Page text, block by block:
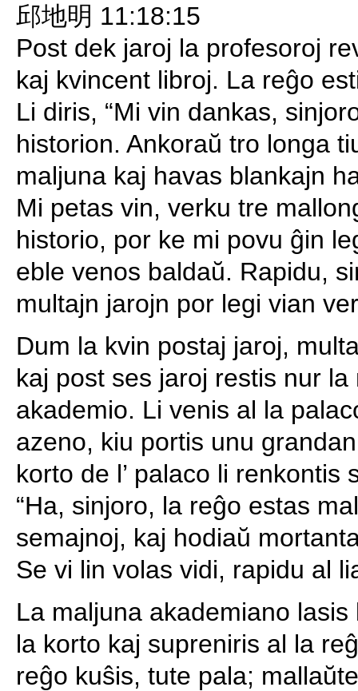
邱地明 11:18:15
Post dek jaroj la profesoroj
kaj kvincent libroj. La reĝo
Li diris, “Mi vin dankas,
historion. Ankoraŭ tro longa
maljuna kaj havas blankajn
Mi petas vin, verku tre
historio, por ke mi povu ĝin
eble venos baldaŭ. Rapidu,
multajn jarojn por legi vian
Dum la kvin postaj jaroj,
kaj post ses jaroj restis nur
akademio. Li venis al la
azeno, kiu portis unu
korto de l’ palaco li renkontis
“Ha, sinjoro, la reĝo estas
semajnoj, kaj hodiaŭ
Se vi lin volas vidi, rapidu al
La maljuna akademiano
la korto kaj supreniris al la
reĝo kuŝis, tute pala;